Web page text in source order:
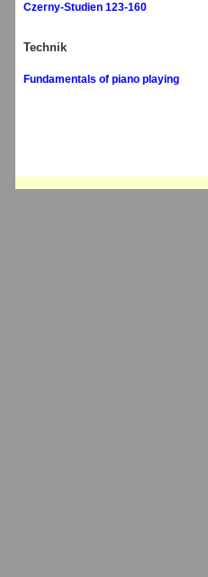
Czerny-Studien 123-160
Technik
Fundamentals of piano playing